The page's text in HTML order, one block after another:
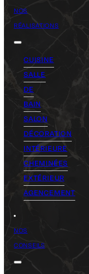
NOS
RÉALISATIONS
CUISINE
SALLE
DE
BAIN
SALON
DÉCORATION
INTÉRIEURE
CHEMINÉES
EXTÉRIEUR
AGENCEMENT
NOS
CONSEILS